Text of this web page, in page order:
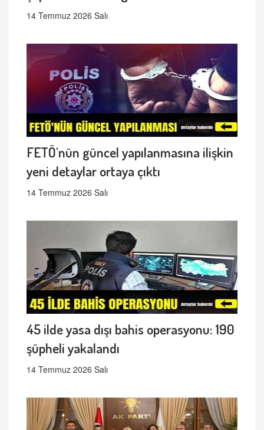
14 Temmuz 2026 Salı
FETÖ'nün güncel yapılanmasına ilişkin
yeni detaylar ortaya çıktı
14 Temmuz 2026 Salı
45 ilde yasa dışı bahis operasyonu: 190
şüpheli yakalandı
14 Temmuz 2026 Salı